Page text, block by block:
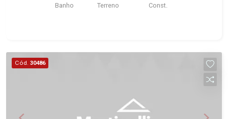
Banho Terreno Const.
Cód. 30486